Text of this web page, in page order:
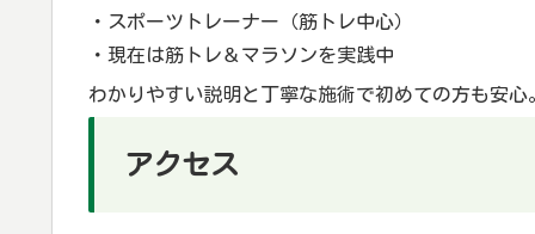
・スポーツトレーナー（筋トレ中心）
・現在は筋トレ＆マラソンを実践中
わかりやすい説明と丁寧な施術で初めての方も安心
アクセス